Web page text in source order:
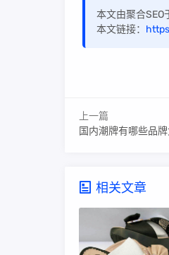
本文由聚合SEO
本文链接：
上一篇
国内潮牌有哪些品
相关文章